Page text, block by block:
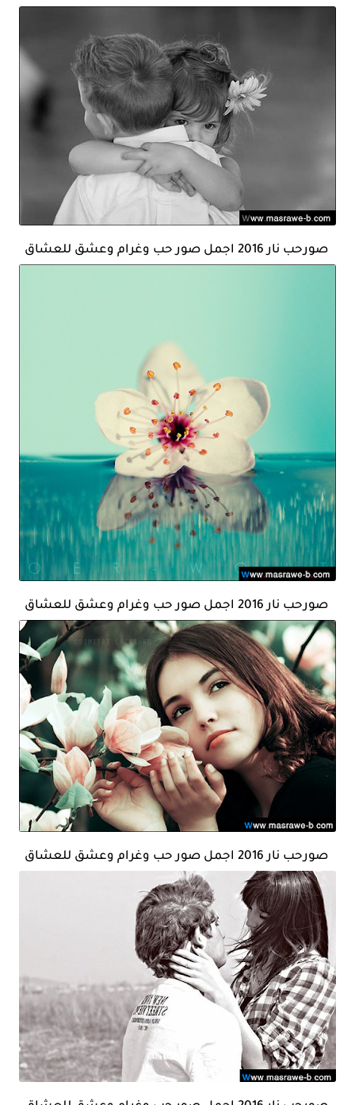
صورحب نار 2016 اجمل صور حب وغرام وعشق للعشاق
صورحب نار 2016 اجمل صور حب وغرام وعشق للعشاق
صورحب نار 2016 اجمل صور حب وغرام وعشق للعشاق